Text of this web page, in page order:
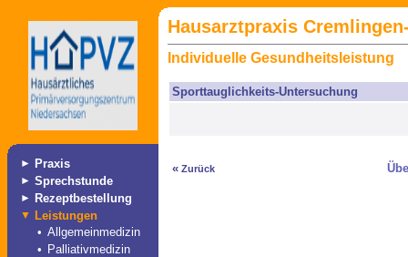
► Praxis
► Sprechstunde
► Rezeptbestellung
▼ Leistungen
• Allgemeinmedizin
• Palliativmedizin
Hausarztpraxis
Individuelle Gesundheitsleistung
Sporttauglichkeits-Untersuchung
« Zurück